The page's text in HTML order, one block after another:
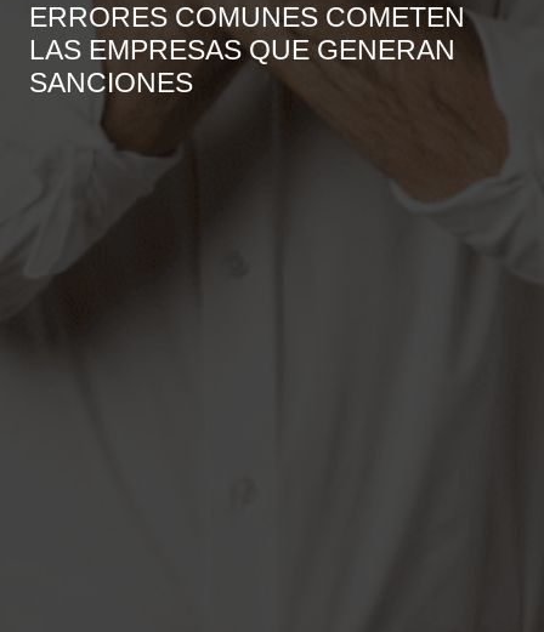
ERRORES COMUNES COMETEN
LAS EMPRESAS QUE GENERAN
SANCIONES